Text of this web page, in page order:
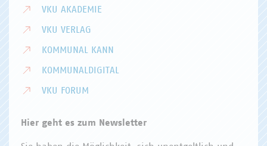
VKU AKADEMIE
VKU VERLAG
KOMMUNAL KANN
KOMMUNALDIGITAL
VKU FORUM
Hier geht es zum Newsletter